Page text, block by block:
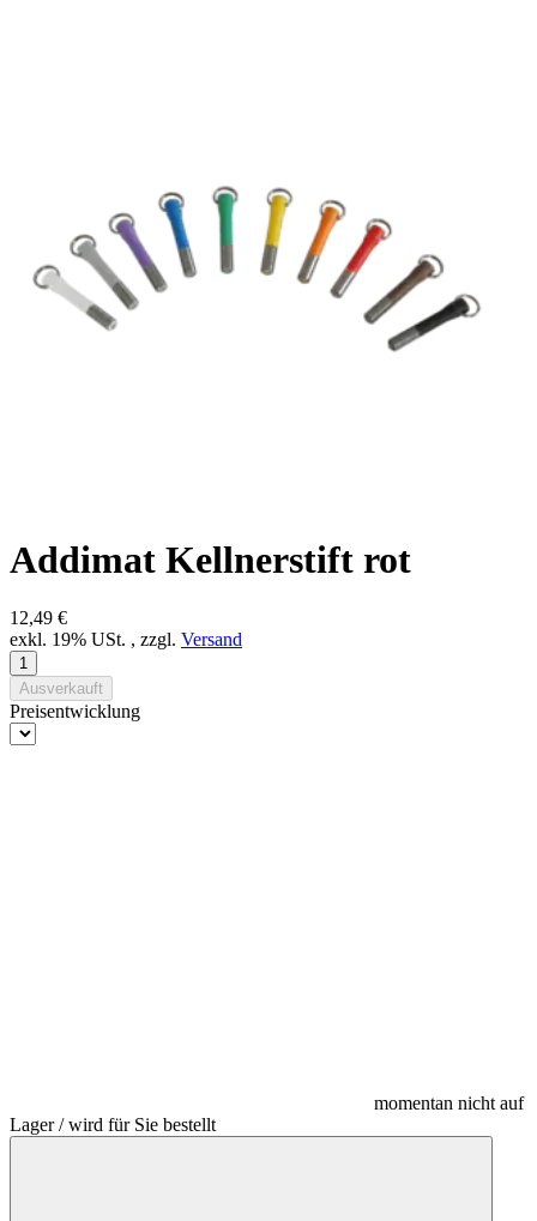
Addimat Kellnerstift rot
12,49 €
exkl. 19% USt. , zzgl. Versand
Ausverkauft
Preisentwicklung
momentan nicht auf
Lager / wird für Sie bestellt